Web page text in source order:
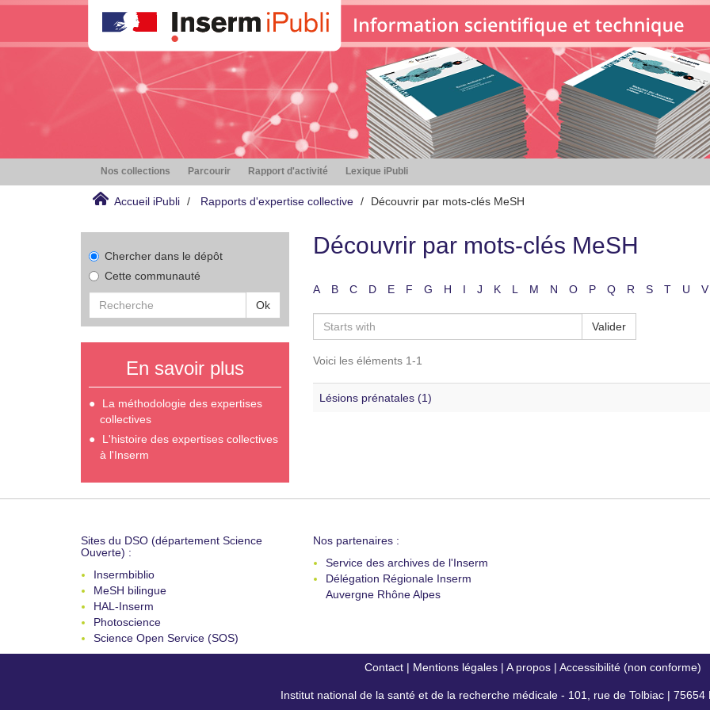
Nos collections Parcourir Rapport d'activité Lexique iPubli
Accueil iPubli Rapports d'expertise collective Découvrir par mots-clés MeSH
Chercher dans le dépôt
Cette communauté
Ok
En savoir plus
La méthodologie des expertises
collectives
L'histoire des expertises collectives
à l'Inserm
Découvrir par mots-clés MeSH
A B C D E F G H I J K L M N O P Q R S T U V
Valider
Voici les éléments 1-1
Lésions prénatales (1)
Sites du DSO (département Science
Ouverte) :
Insermbiblio
MeSH bilingue
HAL-Inserm
Photoscience
Science Open Service (SOS)
Nos partenaires :
Service des archives de l'Inserm
Délégation Régionale Inserm
Auvergne Rhône Alpes
Contact| Mentions légales| A propos| Accessibilité (non conforme)
Institut national de la santé et de la recherche médicale - 101, rue de Tolbiac | 75654